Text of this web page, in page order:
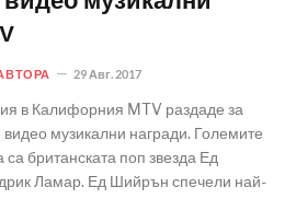
29 Авг. 2017
в Калифорния MTV раздаде за
музикални награди. Големите
са британската поп звезда Ед
Ламар. Ед Шийрън спечели най-